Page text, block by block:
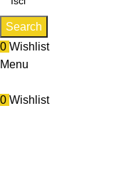
Search
0 Wishlist
Menu
0 Wishlist